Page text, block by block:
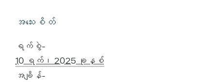
အသေးစိတ်
ရက်စွဲ-
10 ရက်၊ 2025 ခုနှစ်
အချိန်-